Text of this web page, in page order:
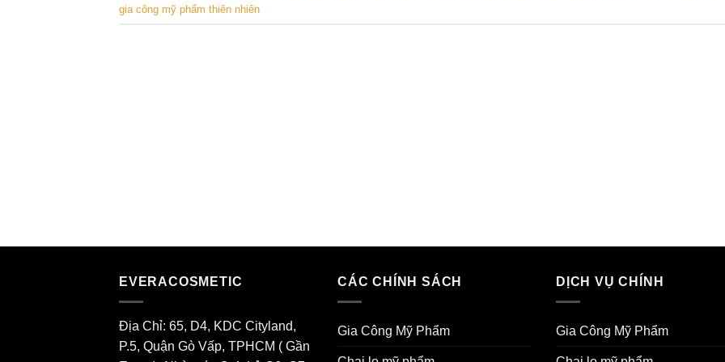
gia công mỹ phẩm thiên nhiên
EVERACOSMETIC
Địa Chỉ: 65, D4, KDC Cityland,
P.5, Quận Gò Vấp, TPHCM ( Gần
CÁC CHÍNH SÁCH
Gia Công Mỹ Phẩm
DỊCH VỤ CHÍNH
Gia Công Mỹ Phẩm